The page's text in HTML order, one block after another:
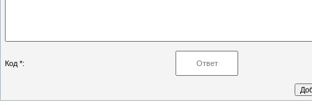
Код *: